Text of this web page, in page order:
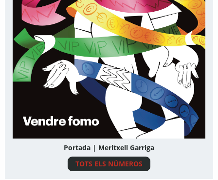
Portada | Meritxell Garriga
TOTS ELS NÚMEROS